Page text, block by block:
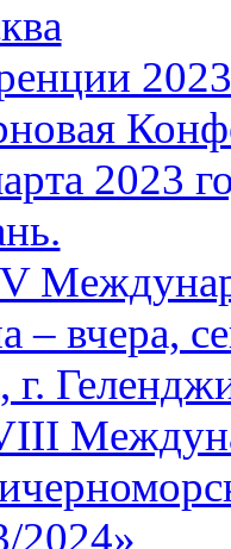
2023
2023
– вчера,
г.
2024»